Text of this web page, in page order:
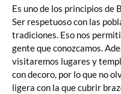
Es uno de los principios de
Ser respetuoso con las
tradiciones. Eso nos
gente que conozcamos.
visitaremos lugares y
con decoro, por lo que no
ligera con la que cubrir